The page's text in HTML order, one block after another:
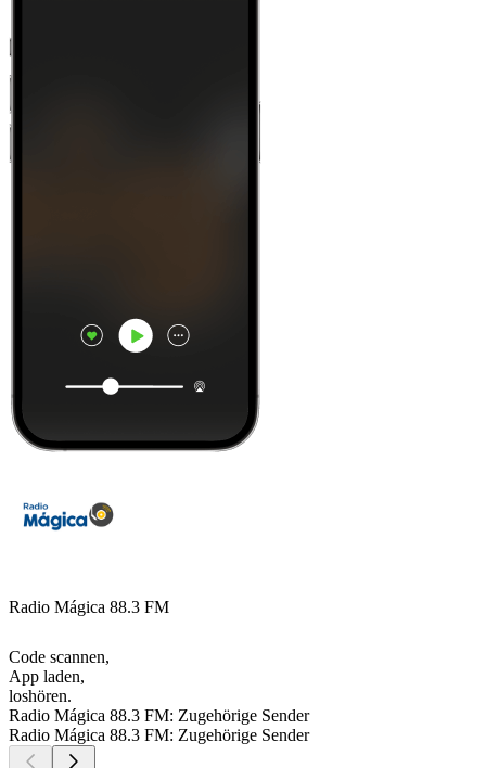
Radio Mágica 88.3 FM
Code scannen,
App laden,
loshören.
Radio Mágica 88.3 FM: Zugehörige Sender
Radio Mágica 88.3 FM: Zugehörige Sender